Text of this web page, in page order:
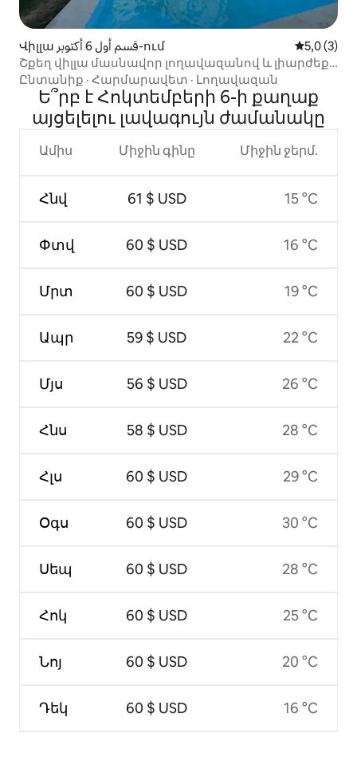
Վիլլա قسم أول 6 أكتوبر-ում Միջին
5,0 (3)
Շքեղ վիլլա մասնավոր լողավազանով և լիարժեք
գաղտնիությամբ
Ընտանիք · Հարմարավետ · Լողավազան
Ե՞րբ է Հոկտեմբերի 6-ի քաղաք
այցելելու լավագույն ժամանակը
Ամիս
Հնվ
Փտվ
Մրտ
Ապր
Մյս
Հնս
Հլս
Օգս
Սեպ
Հոկ
Նոյ
Դեկ
Միջին գինը
61 $ USD
60 $ USD
60 $ USD
59 $ USD
56 $ USD
58 $ USD
60 $ USD
60 $ USD
60 $ USD
60 $ USD
60 $ USD
60 $ USD
Միջին ջերմ.
15 °C
16 °C
19 °C
22 °C
26 °C
28 °C
29 °C
30 °C
28 °C
25 °C
20 °C
16 °C